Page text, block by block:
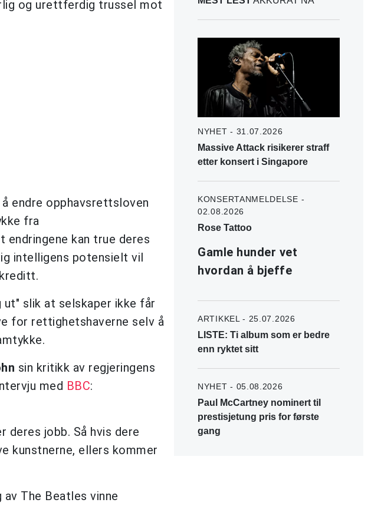
og urettferdig trussel mot
endre opphavsrettsloven
fra
kan true deres
intelligens potensielt vil
slik at selskaper ikke får
for rettighetshaverne selv å
sin kritikk av regjeringens
med BBC:
deres jobb. Så hvis dere
kunstnerne, ellers kommer
The Beatles vinne
NYHET - 31.07.2026
Massive Attack risikerer straff
etter konsert i Singapore
KONSERTANMELDELSE -
02.08.2026
Rose Tattoo
Gamle hunder vet
hvordan å bjeffe
ARTIKKEL - 25.07.2026
LISTE: Ti album som er bedre
enn ryktet sitt
NYHET - 05.08.2026
Paul McCartney nominert til
prestisjetung pris for første
gang